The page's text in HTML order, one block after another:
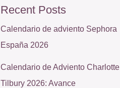
Recent Posts
Calendario de adviento Sephora
España 2026
Calendario de Adviento Charlotte
Tilbury 2026: Avance